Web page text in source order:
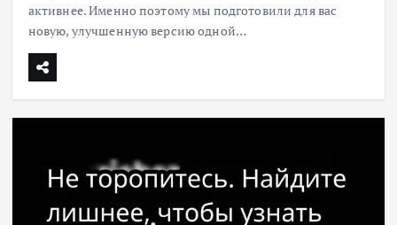
активнее. Именно поэтому мы подготовили для вас
новую, улучшенную версию одной…